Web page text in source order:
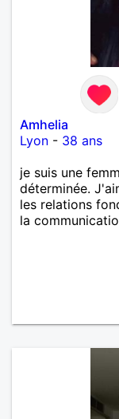
Amhelia
Lyon - 38 ans
je suis une
déterminée.
les relations
la